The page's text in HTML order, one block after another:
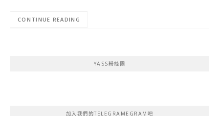
CONTINUE READING
YASS粉絲團
加入我們的TELEGRAMEGRAM吧